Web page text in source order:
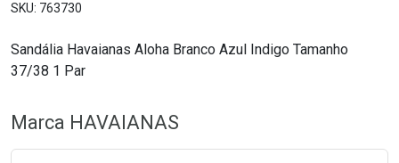
763730
Sandália Havaianas Aloha Branco Azul Indigo Tamanho
37/38 1 Par
Marca HAVAIANAS